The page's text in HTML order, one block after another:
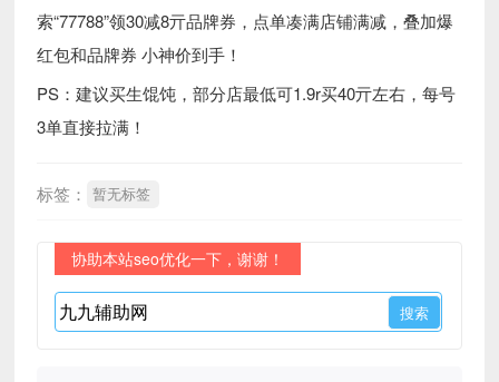
索“77788”领30减8亓品牌券，点单凑满店铺满减，叠加爆
红包和品牌券 小神价到手！
PS：建议买生馄饨，部分店最低可1.9r买40亓左右，每号
3单直接拉满！
标签： 暂无标签
协助本站seo优化一下，谢谢！